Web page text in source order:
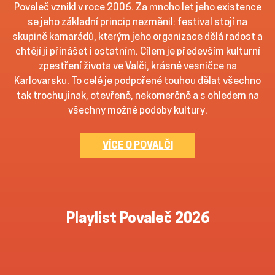
Povaleč vznikl v roce 2006. Za mnoho let jeho existence
se jeho základní princip nezměnil: festival stojí na
skupině kamarádů, kterým jeho organizace dělá radost a
chtějí ji přinášet i ostatním. Cílem je především kulturní
zpestření života ve Valči, krásné vesničce na
Karlovarsku. To celé je podpořené touhou dělat všechno
tak trochu jinak, otevřeně, nekomerčně a s ohledem na
všechny možné podoby kultury.
VÍCE O POVALČI
Playlist Povaleč 2026